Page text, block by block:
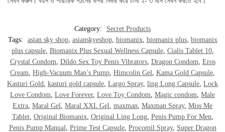
Category:
Secret Products
Tags:
asian sky shop, asianskyeshop, biomanix, biomanix plus, biomanix
plus capsule, Biomanix Plus Sexual Wellness Capsule, Cialis Tablet 10,
Crystal Condom Dildo Sex Toy Penis Vibrators, Dragon Condom Eros
Cream High-Vacuum Man’s Pump Himcolin Gel Kama Gold Capsule
Kasturi Gold
kasturi gold capsule Largo Spray, ling Long Capsule Lock
Love Condom Love Forever, Love Toy Condom Magic condom Male
Extra Maral Gel Maral XXL Gel maxman Maxman Spray, Miss Me
Tablet, Original Biomanix, Original Ling Long, Penis Pump For Men
Penis Pump Manual
Prime Test Capsule, Procomil Spray, Super Dragon